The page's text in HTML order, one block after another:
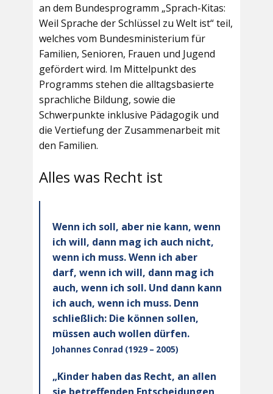
an dem Bundesprogramm „Sprach-Kitas:
Weil Sprache der Schlüssel zu Welt ist“ teil,
welches vom Bundesministerium für
Familien, Senioren, Frauen und Jugend
gefördert wird. Im Mittelpunkt des
Programms stehen die alltagsbasierte
sprachliche Bildung, sowie die
Schwerpunkte inklusive Pädagogik und
die Vertiefung der Zusammenarbeit mit
den Familien.
Alles was Recht ist
Wenn ich soll, aber nie kann, wenn
ich will, dann mag ich auch nicht,
wenn ich muss. Wenn ich aber
darf, wenn ich will, dann mag ich
auch, wenn ich soll. Und dann kann
ich auch, wenn ich muss. Denn
schließlich: Die können sollen,
müssen auch wollen dürfen.
Johannes Conrad (1929 – 2005)
„Kinder haben das Recht, an allen